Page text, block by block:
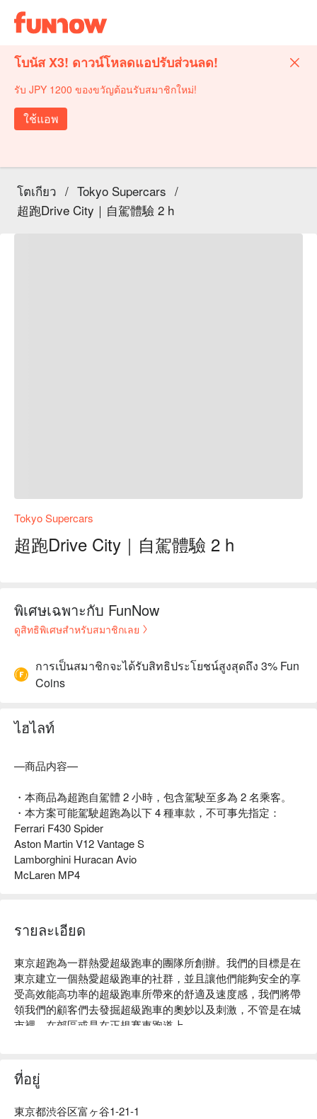
โบนัส X3! ดาวน์โหลดแอปรับส่วนลด!
รับ JPY 1200 ของขวัญต้อนรับสมาชิกใหม่!
ใช้แอพ
โตเกียว / Tokyo Supercars /
超跑Drive City｜自駕體驗 2 h
Tokyo Supercars
超跑Drive City｜自駕體驗 2 h
พิเศษเฉพาะกับ FunNow
ดูสิทธิพิเศษสำหรับสมาชิกเลย
การเป็นสมาชิกจะได้รับสิทธิประโยชน์สูงสุดถึง 3% Fun
Coins
ไฮไลท์
—商品内容—
・本商品為超跑自駕體 2 小時，包含駕駛至多為 2 名乘客。
・本方案可能駕駛超跑為以下 4 種車款，不可事先指定：
Ferrari F430 Spider
Aston Martin V12 Vantage S
Lamborghini Huracan Avio
McLaren MP4
รายละเอียด
東京超跑為一群熱愛超級跑車的團隊所創辦。我們的目標是在
東京建立一個熱愛超級跑車的社群，並且讓他們能夠安全的享
受高效能高功率的超級跑車所帶來的舒適及速度感，我們將帶
領我們的顧客們去發掘超級跑車的奧妙以及刺激，不管是在城
市裡、在郊區或是在正規賽車跑道上。
ที่อยู่
東京都渋谷区富ヶ谷1-21-1